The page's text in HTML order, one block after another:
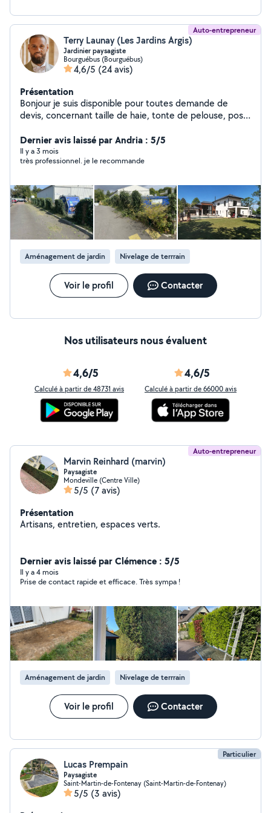
Auto-entrepreneur
Terry Launay (Les Jardins Argis)
Jardinier paysagiste
Bourguébus (Bourguébus)
4,6/5 (24 avis)
Présentation
Bonjour je suis disponible pour toutes demande de
devis, concernant taille de haie, tonte de pelouse, pose
Dernier avis laissé par Andria : 5/5
Il y a 3 mois
très professionnel. je le recommande
Aménagement de jardin Nivelage de terrrain
Voir le profil Contacter
Nos utilisateurs nous évaluent
4,6/5
Calculé à partir de 48731 avis
4,6/5
Calculé à partir de 66000 avis
Auto-entrepreneur
Marvin Reinhard (marvin)
Paysagiste
Mondeville (Centre Ville)
5/5 (7 avis)
Présentation
Artisans, entretien, espaces verts.
Dernier avis laissé par Clémence : 5/5
Il y a 4 mois
Prise de contact rapide et efficace. Très sympa !
Aménagement de jardin Nivelage de terrrain
Voir le profil Contacter
Particulier
Lucas Prempain
Paysagiste
Saint-Martin-de-Fontenay (Saint-Martin-de-Fontenay)
5/5 (3 avis)